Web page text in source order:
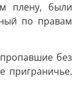
плену, были
по правам
без
приграничье.